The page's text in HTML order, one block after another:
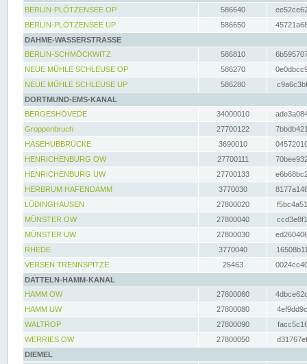
BERLIN-PLÖTZENSEE OP
586640
BERLIN-PLÖTZENSEE UP
586650
DAHME-WASSERSTRASSE
BERLIN-SCHMÖCKWITZ
586810
NEUE MÜHLE SCHLEUSE OP
586270
NEUE MÜHLE SCHLEUSE UP
586280
DORTMUND-EMS-KANAL
BERGESHÖVEDE
34000010
Groppenbruch
27700122
HASEHUBBRÜCKE
3690010
HENRICHENBURG OW
27700111
HENRICHENBURG UW
27700133
HERBRUM HAFENDAMM
3770030
LÜDINGHAUSEN
27800020
MÜNSTER OW
27800040
MÜNSTER UW
27800030
RHEDE
3770040
VERSEN TRENNSPITZE
25463
DATTELN-HAMM-KANAL
HAMM OW
27800060
HAMM UW
27800080
WALTROP
27800090
WERRIES OW
27800050
DIEMEL